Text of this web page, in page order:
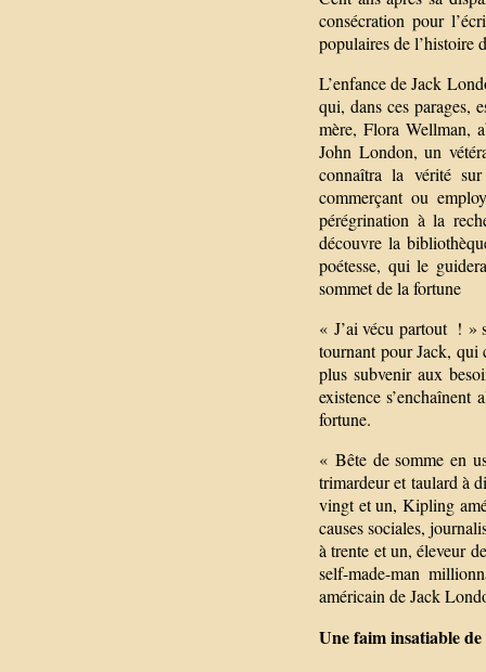
consécration pour
populaires de l’histoire
L’enfance de Jack
qui, dans ces parages,
mère, Flora Wellman,
John London, un
connaîtra la vérité
commerçant ou
pérégrination à la
découvre la
poétesse, qui le
sommet de la fortune
« J’ai vécu partout ! »
tournant pour Jack, qui
plus subvenir aux
existence
fortune.
« Bête de somme en
trimardeur et taulard à
vingt et un, Kipling
causes sociales,
à trente et un, éleveur
self-made-man
américain de Jack
Une faim insatiable de